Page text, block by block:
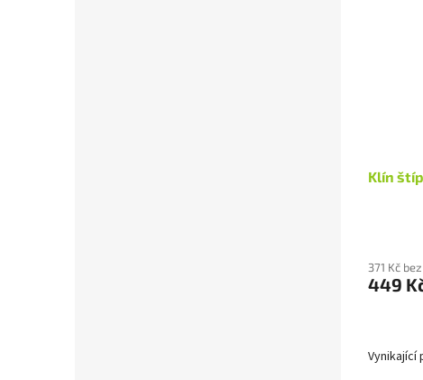
Klín
371 Kč
449
Vynikající